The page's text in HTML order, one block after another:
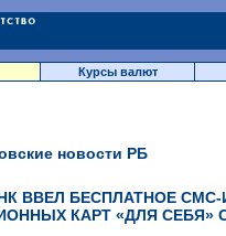
Курсы валют
новости РБ
ВВЕЛ БЕСПЛАТНОЕ
КАРТ «ДЛЯ